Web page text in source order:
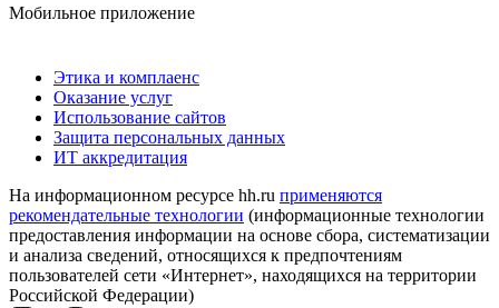
Мобильное приложение
Этика и комплаенс
Оказание услуг
Использование сайтов
Защита персональных данных
ИТ аккредитация
На информационном ресурсе hh.ru применяются
рекомендательные технологии (информационные технологии
предоставления информации на основе сбора, систематизации
и анализа сведений, относящихся к предпочтениям
пользователей сети «Интернет», находящихся на территории
Российской Федерации)